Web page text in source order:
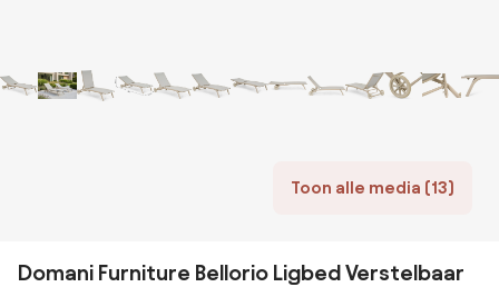
Toon alle media (13)
Domani Furniture Bellorio Ligbed Verstelbaar